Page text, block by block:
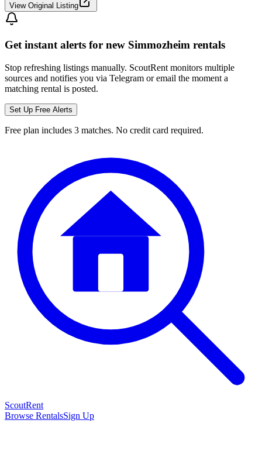
View Original Listing
Get instant alerts for new Simmozheim rentals
Stop refreshing listings manually. ScoutRent monitors multiple
sources and notifies you via Telegram or email the moment a
matching rental is posted.
Set Up Free Alerts
Free plan includes 3 matches. No credit card required.
ScoutRent
Browse RentalsSign Up